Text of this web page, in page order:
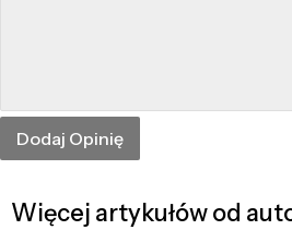
Więcej artykułów od